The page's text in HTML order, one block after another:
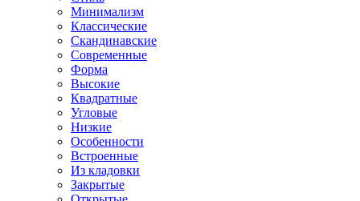
Минимализм
Классические
Скандинавские
Современные
Форма
Высокие
Квадратные
Угловые
Низкие
Особенности
Встроенные
Из кладовки
Закрытые